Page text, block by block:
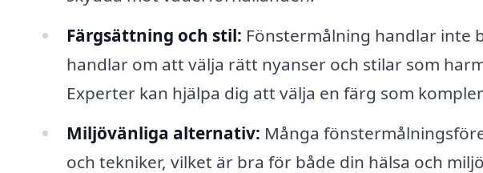
Färgsättning och stil: Fönstermålning handlar inte
handlar om att välja rätt nyanser och stilar som
Experter kan hjälpa dig att välja en färg som
Miljövänliga alternativ: Många
och tekniker, vilket är bra för både din hälsa och